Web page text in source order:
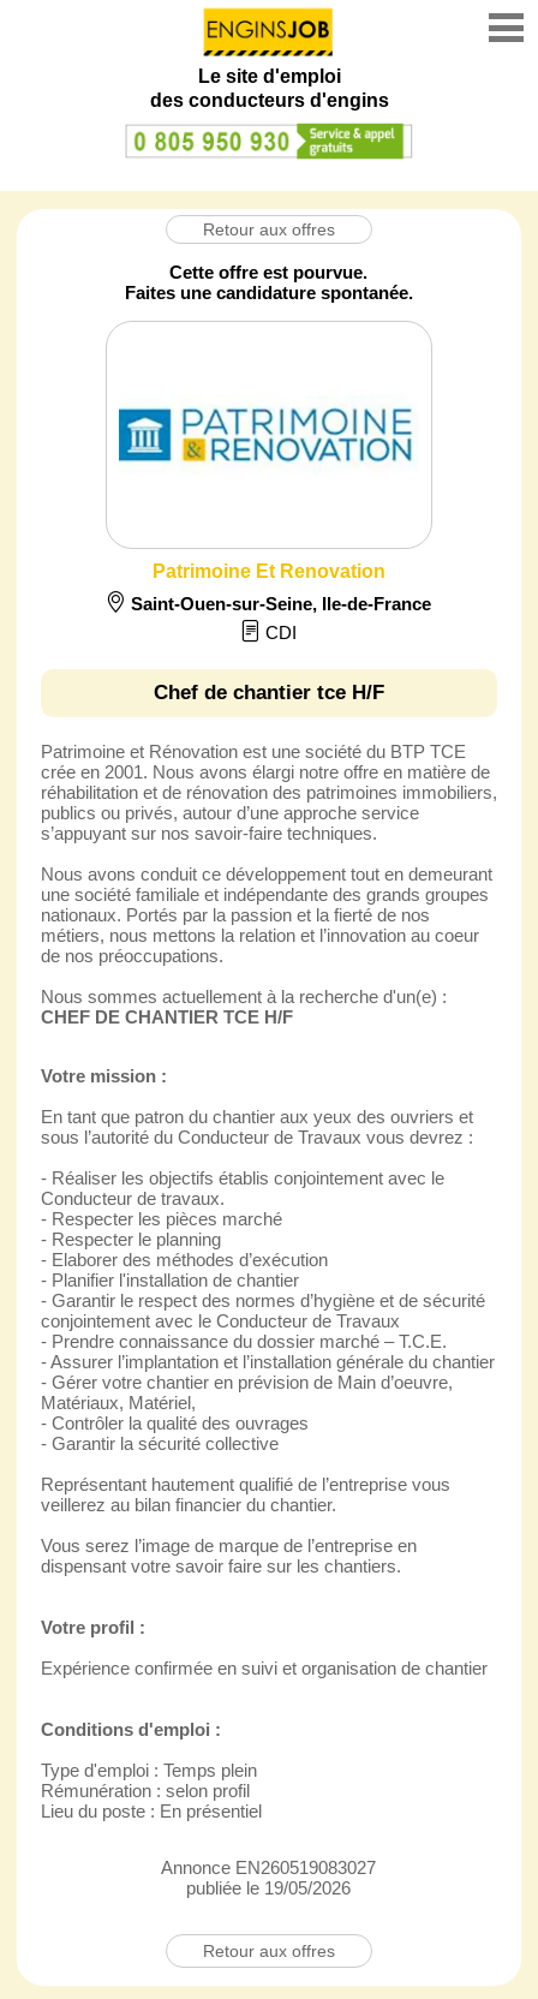
Le site d'emploi
des conducteurs d'engins
Retour aux offres
Cette offre est pourvue.
Faites une candidature spontanée.
Patrimoine Et Renovation
Saint-Ouen-sur-Seine, Ile-de-France
CDI
Chef de chantier tce H/F
Patrimoine et Rénovation est une société du BTP TCE
crée en 2001. Nous avons élargi notre offre en matière de
réhabilitation et de rénovation des patrimoines immobiliers,
publics ou privés, autour d’une approche service
s’appuyant sur nos savoir-faire techniques.
Nous avons conduit ce développement tout en demeurant
une société familiale et indépendante des grands groupes
nationaux. Portés par la passion et la fierté de nos
métiers, nous mettons la relation et l’innovation au coeur
de nos préoccupations.
Nous sommes actuellement à la recherche d'un(e) :
CHEF DE CHANTIER TCE H/F
Votre mission :
En tant que patron du chantier aux yeux des ouvriers et
sous l’autorité du Conducteur de Travaux vous devrez :
- Réaliser les objectifs établis conjointement avec le
Conducteur de travaux.
- Respecter les pièces marché
- Respecter le planning
- Elaborer des méthodes d’exécution
- Planifier l'installation de chantier
- Garantir le respect des normes d’hygiène et de sécurité
conjointement avec le Conducteur de Travaux
- Prendre connaissance du dossier marché – T.C.E.
- Assurer l’implantation et l’installation générale du chantier
- Gérer votre chantier en prévision de Main d’oeuvre,
Matériaux, Matériel,
- Contrôler la qualité des ouvrages
- Garantir la sécurité collective
Représentant hautement qualifié de l’entreprise vous
veillerez au bilan financier du chantier.
Vous serez l’image de marque de l’entreprise en
dispensant votre savoir faire sur les chantiers.
Votre profil :
Expérience confirmée en suivi et organisation de chantier
Conditions d'emploi :
Type d'emploi : Temps plein
Rémunération : selon profil
Lieu du poste : En présentiel
Annonce EN260519083027
publiée le 19/05/2026
Retour aux offres